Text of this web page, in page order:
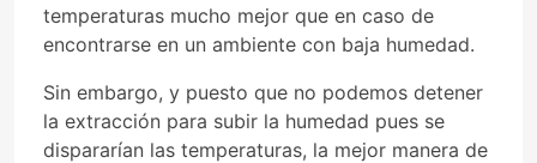
temperaturas mucho mejor que en caso de
encontrarse en un ambiente con baja humedad.
Sin embargo, y puesto que no podemos detener
la extracción para subir la humedad pues se
dispararían las temperaturas, la mejor manera de